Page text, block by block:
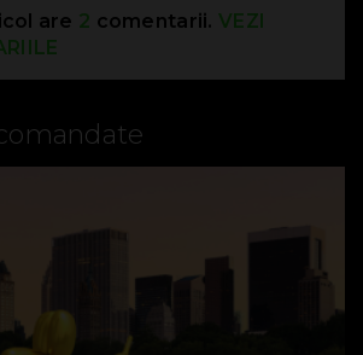
are 2 comentarii. VEZI